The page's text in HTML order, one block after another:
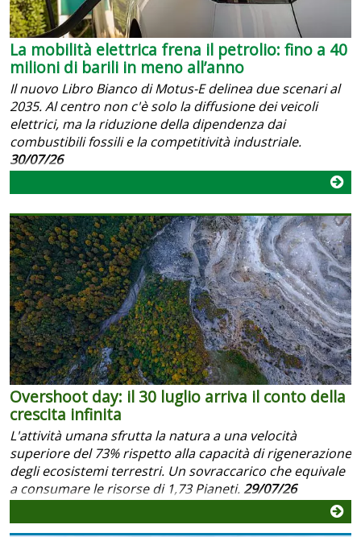
La mobilità elettrica frena il petrolio: fino a 40
milioni di barili in meno all’anno
Il nuovo Libro Bianco di Motus-E delinea due scenari al
2035. Al centro non c'è solo la diffusione dei veicoli
elettrici, ma la riduzione della dipendenza dai
combustibili fossili e la competitività industriale.
30/07/26
Overshoot day: il 30 luglio arriva il conto della
crescita infinita
L'attività umana sfrutta la natura a una velocità
superiore del 73% rispetto alla capacità di rigenerazione
degli ecosistemi terrestri. Un sovraccarico che equivale
a consumare le risorse di 1,73 Pianeti.29/07/26